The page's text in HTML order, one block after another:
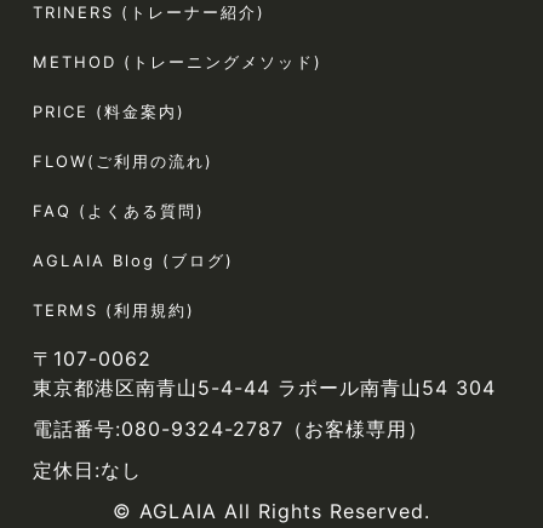
TRINERS (トレーナー紹介)
METHOD (トレーニングメソッド)
PRICE (料金案内)
FLOW(ご利用の流れ)
FAQ (よくある質問)
AGLAIA Blog (ブログ)
TERMS (利用規約)
〒107-0062
東京都港区南青山5-4-44 ラポール南青山54 304
電話番号:080-9324-2787（お客様専用）
定休日:なし
© AGLAIA All Rights Reserved.